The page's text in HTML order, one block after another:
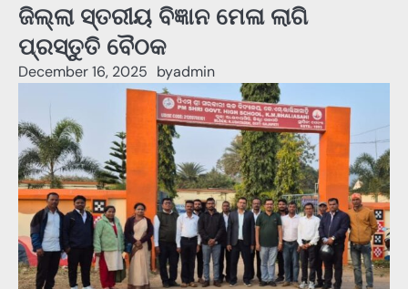
ଜିଲ୍ଲା ସ୍ତରୀୟ ବିଜ୍ଞାନ ମେଳା ଲାଗି
ପ୍ରସ୍ତୁତି ବୈଠକ
December 16, 2025 byadmin